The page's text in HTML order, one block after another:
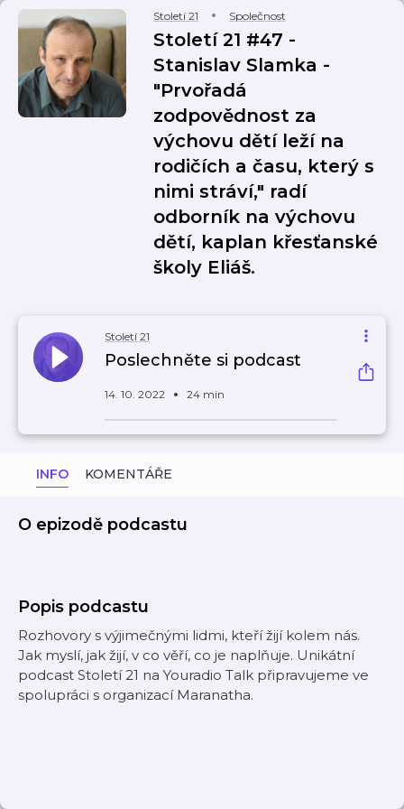
Století 21 Společnost
Století 21 #47 -
Stanislav Slamka -
"Prvořadá
zodpovědnost za
výchovu dětí leží na
rodičích a času, který s
nimi stráví," radí
odborník na výchovu
dětí, kaplan křesťanské
školy Eliáš.
Století 21
Poslechněte si podcast
14. 10. 2022 24 min
INFO KOMENTÁŘE
O epizodě podcastu
Popis podcastu
Rozhovory s výjimečnými lidmi, kteří žijí kolem nás.
Jak myslí, jak žijí, v co věří, co je naplňuje. Unikátní
podcast Století 21 na Youradio Talk připravujeme ve
spolupráci s organizací Maranatha.